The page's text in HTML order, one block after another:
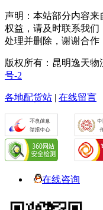
声明：本站部分内容来
权益，请及时联系我们
处理并删除，谢谢合作
版权所有：昆明逸天物
号-2
各地配货站 | 在线留言
在线咨询